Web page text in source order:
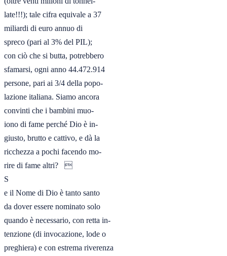
late!!!); tale cifra equivale a 37
miliardi di euro annuo di
spreco (pari al 3% del PIL);
con ciò che si butta, potrebbero
sfamarsi, ogni anno 44.472.914
persone, pari ai 3/4 della popo-
lazione italiana. Siamo ancora
convinti che i bambini muo-
iono di fame perché Dio è in-
giusto, brutto e cattivo, e dà la
ricchezza a pochi facendo mo-
rire di fame altri?   
S
e il Nome di Dio è tanto santo
da dover essere nominato solo
quando è necessario, con retta in-
tenzione (di invocazione, lode o
preghiera) e con estrema riverenza